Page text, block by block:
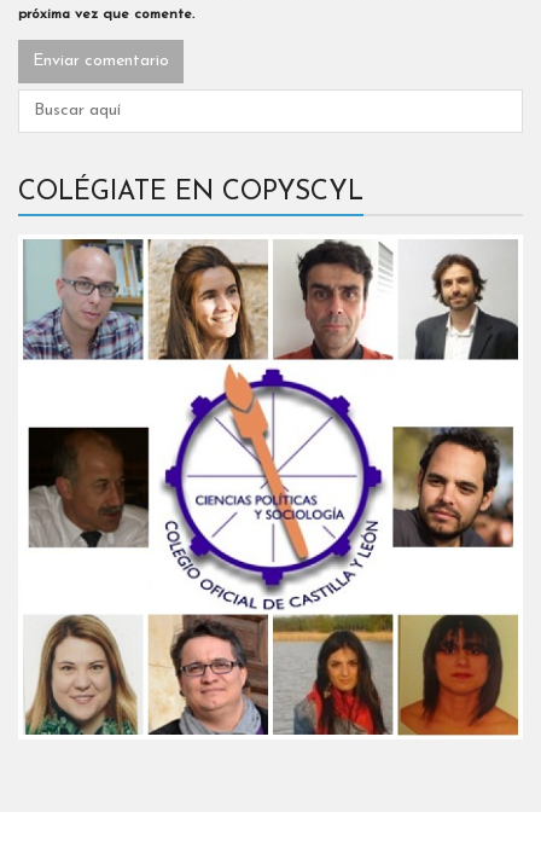
próxima vez que comente.
COLÉGIATE EN COPYSCYL